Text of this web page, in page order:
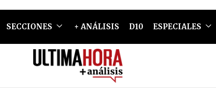
SECCIONES + ANÁLISIS D10 ESPECIALES